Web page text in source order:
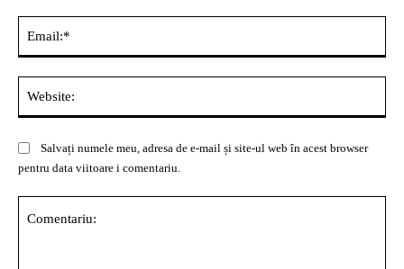
Salvați numele meu, adresa de e-mail și site-ul web în acest browser
pentru data viitoare i comentariu.